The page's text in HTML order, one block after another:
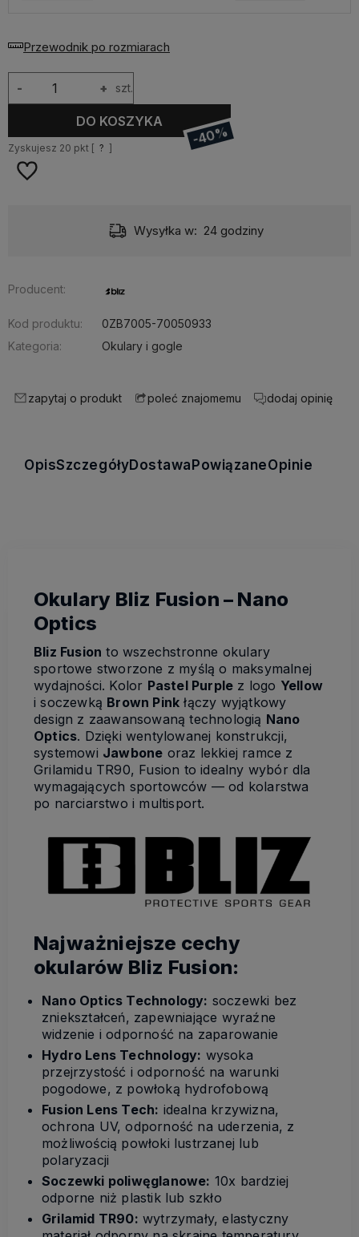
Przewodnik po rozmiarach
+
- szt.
DO KOSZYKA
-40%
Zyskujesz 20 pkt [ ? ]
Wysyłka w: 24 godziny
Producent:
Kod produktu:
0ZB7005-70050933
Kategoria:
Okulary i gogle
zapytaj o produkt poleć znajomemu dodaj opinię
OpisSzczegółyDostawa PowiązaneOpinie
Okulary Bliz Fusion – Nano
Optics
Bliz Fusion to wszechstronne okulary
sportowe stworzone z myślą o maksymalnej
wydajności. Kolor Pastel Purple z logo Yellow
i soczewką Brown Pink łączy wyjątkowy
design z zaawansowaną technologią Nano
Optics. Dzięki wentylowanej konstrukcji,
systemowi Jawbone oraz lekkiej ramce z
Grilamidu TR90, Fusion to idealny wybór dla
wymagających sportowców — od kolarstwa
po narciarstwo i multisport.
Najważniejsze cechy
okularów Bliz Fusion:
Nano Optics Technology: soczewki bez
zniekształceń, zapewniające wyraźne
widzenie i odporność na zaparowanie
Hydro Lens Technology: wysoka
przejrzystość i odporność na warunki
pogodowe, z powłoką hydrofobową
Fusion Lens Tech: idealna krzywizna,
ochrona UV, odporność na uderzenia, z
możliwością powłoki lustrzanej lub
polaryzacji
Soczewki poliwęglanowe: 10x bardziej
odporne niż plastik lub szkło
Grilamid TR90: wytrzymały, elastyczny